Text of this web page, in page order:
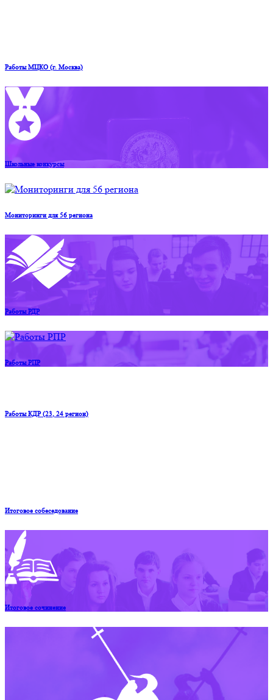
Работы МЦКО (г. Москва)
Школьные конкурсы
Мониторинги для 56 региона
Работы РДР
Работы РПР
Работы КДР (23, 24 регион)
Итоговое собеседование
Итоговое сочинение